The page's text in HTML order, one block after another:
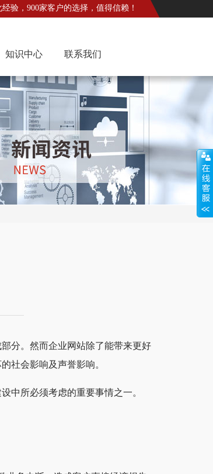
验，900家客户的选择，值得信赖！
知识中心 联系我们
分。然而企业网站除了能带来更好
社会影响及声誉影响。
中所必须考虑的重要事情之一。